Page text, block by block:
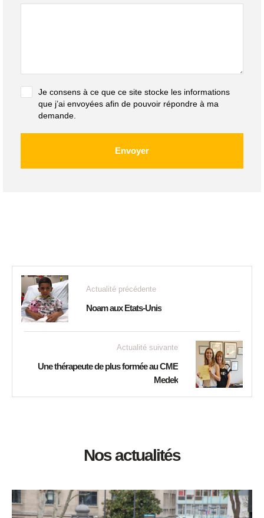
Je consens à ce que ce site stocke les informations
que j’ai envoyées afin de pouvoir répondre à ma
demande.
Envoyer
Actualité précédente
Noam aux Etats-Unis
Actualité suivante
Une thérapeute de plus formée au CME
Medek
Nos actualités